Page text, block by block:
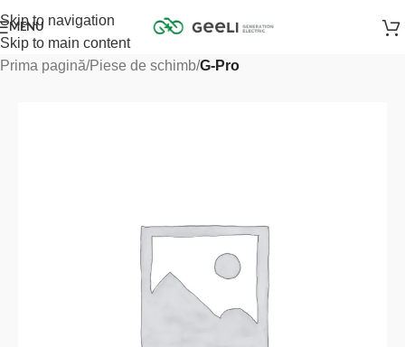
Skip to navigation
Skip to main content
MENU
Prima pagină Piese de schimb G-Pro